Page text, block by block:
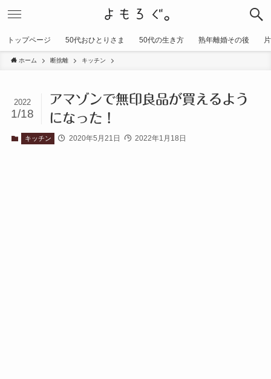
トップページ 50代おひとりさま 50代の生き方 熟年離婚その後
ホーム 断捨離 キッチン
アマゾンで無印良品が買えるよう
になった！
2022
1/18
キッチン 2020年5月21日 2022年1月18日